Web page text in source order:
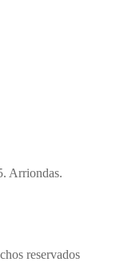
Arriondas.
reservados